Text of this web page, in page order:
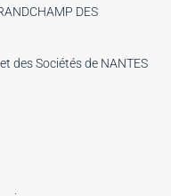
DES
des Sociétés de NANTES